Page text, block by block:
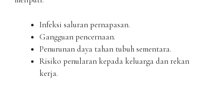
Infeksi saluran pernapasan.
Gangguan pencernaan.
Penurunan daya tahan tubuh sementara.
Risiko penularan kepada keluarga dan rekan
kerja.